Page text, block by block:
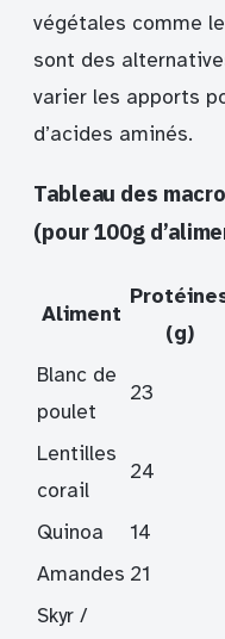
végétales comme
sont des
varier les apports
d’acides aminés.
Tableau des
(pour 100g
Aliment
(g)
Blanc de
poulet
23
Lentilles
corail
24
Quinoa 14
Amandes 21
Skyr /